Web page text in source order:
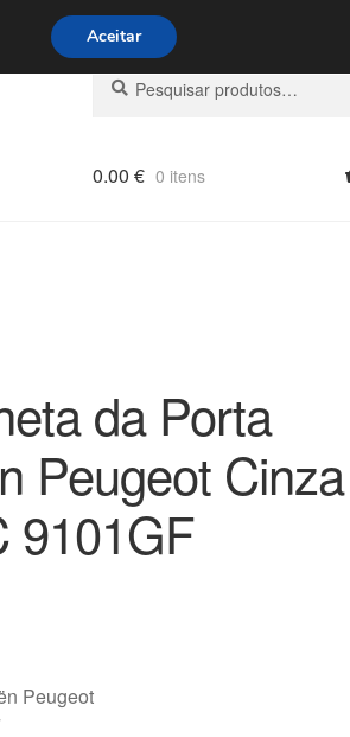
9h às 16h800 500 967
Pesquisar
por:
Pesquisa
0.00 € 0 itens
da Porta
Peugeot Cinza
9101GF
Peugeot
Aceitar